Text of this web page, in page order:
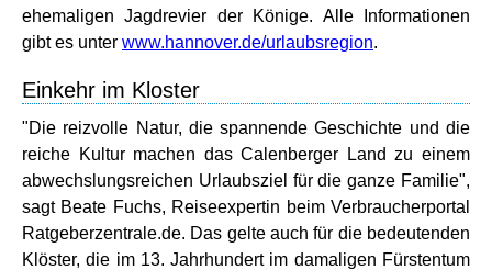
ehemaligen Jagdrevier der Könige. Alle Informationen
gibt es unter www.hannover.de/urlaubsregion.
Einkehr im Kloster
"Die reizvolle Natur, die spannende Geschichte und die
reiche Kultur machen das Calenberger Land zu einem
abwechslungsreichen Urlaubsziel für die ganze Familie",
sagt Beate Fuchs, Reiseexpertin beim Verbraucherportal
Ratgeberzentrale.de. Das gelte auch für die bedeutenden
Klöster, die im 13. Jahrhundert im damaligen Fürstentum